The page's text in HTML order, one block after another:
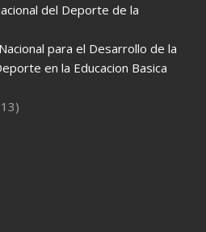
del Deporte de la
para el Desarrollo de la
en la Educacion Basica